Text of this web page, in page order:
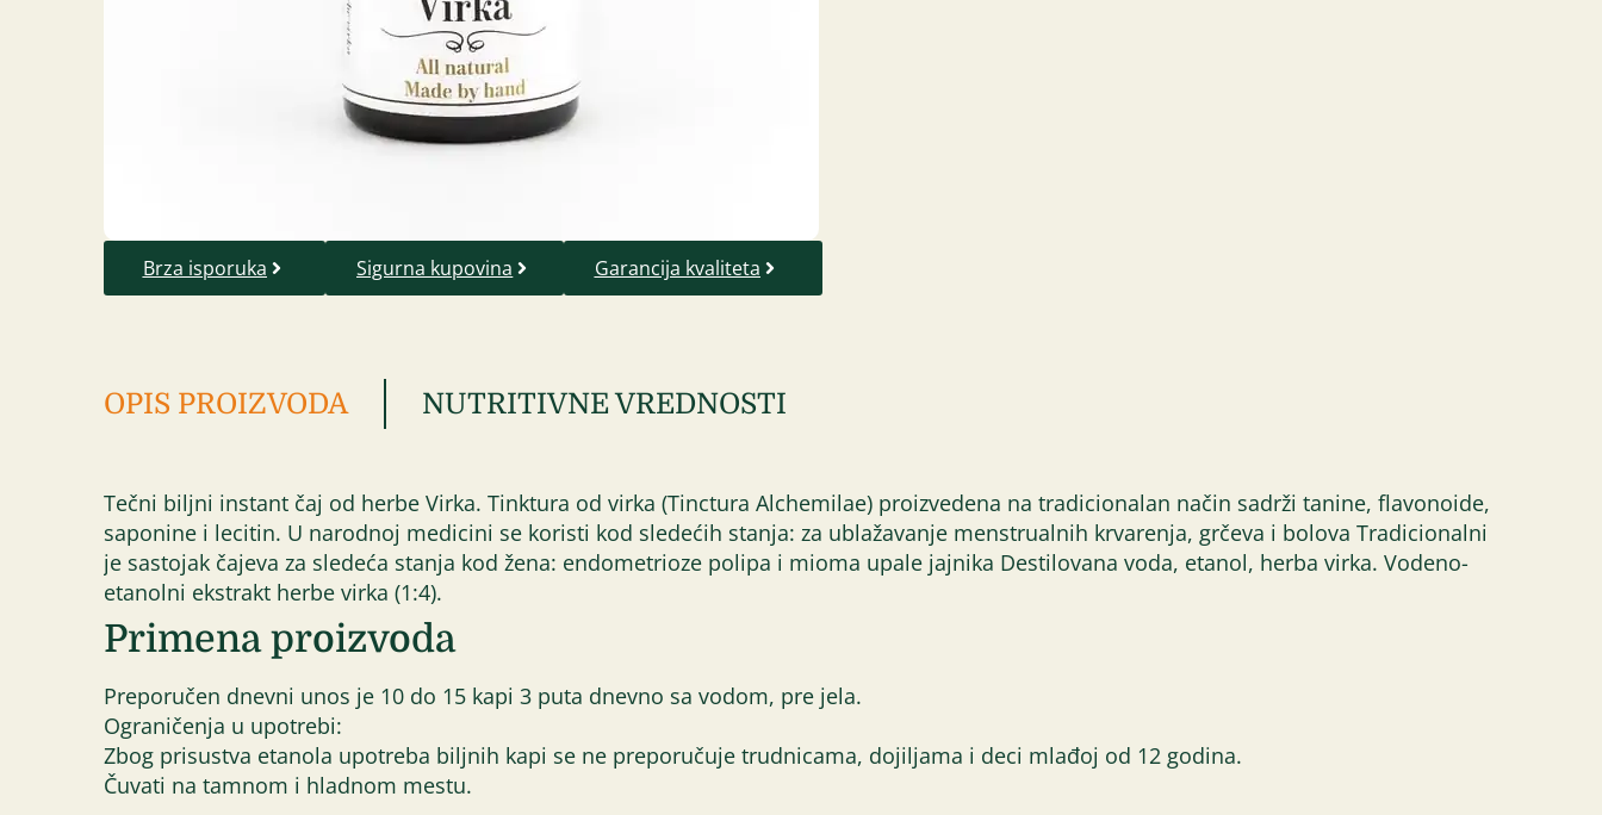
Brza isporuka Sigurna kupovina Garancija kvaliteta
OPIS PROIZVODA NUTRITIVNE VREDNOSTI
Tečni biljni instant čaj od herbe Virka. Tinktura od virka (Tinctura Alchemilae) proizvedena na tradicionalan način sadrži tanine, flavonoide,
saponine i lecitin. U narodnoj medicini se koristi kod sledećih stanja: za ublažavanje menstrualnih krvarenja, grčeva i bolova Tradicionalni
je sastojak čajeva za sledeća stanja kod žena: endometrioze polipa i mioma upale jajnika Destilovana voda, etanol, herba virka. Vodeno-
etanolni ekstrakt herbe virka (1:4).
Primena proizvoda
Preporučen dnevni unos je 10 do 15 kapi 3 puta dnevno sa vodom, pre jela.
Ograničenja u upotrebi:
Zbog prisustva etanola upotreba biljnih kapi se ne preporučuje trudnicama, dojiljama i deci mlađoj od 12 godina.
Čuvati na tamnom i hladnom mestu.